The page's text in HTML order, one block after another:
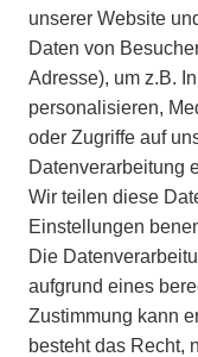
IMPRESSUM
INFORMATIONEN
VERSAND
unserer Website
Daten von
Adresse), um z.B.
personalisieren,
oder Zugriffe auf
Datenverarbeitung
Wir teilen diese
Einstellungen
Die
aufgrund eines
Zustimmung kann
besteht das Recht,